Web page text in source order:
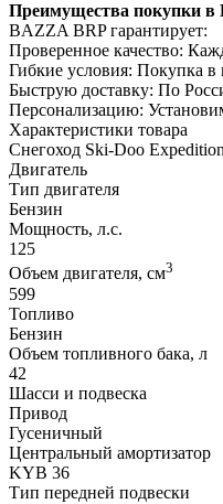
Преимущества покупки
BAZZA BRP гарантирует:
Проверенное качество:
Гибкие условия: Покупка в
Быструю доставку: По
Персонализацию:
Характеристики товара
Снегоход Ski-Doo
Двигатель
Тип двигателя
Бензин
Мощность, л.с.
125
Объем двигателя, см3
599
Топливо
Бензин
Объем топливного бака, л
42
Шасси и подвеска
Привод
Гусеничный
Центральный амортизатор
KYB 36
Тип передней подвески